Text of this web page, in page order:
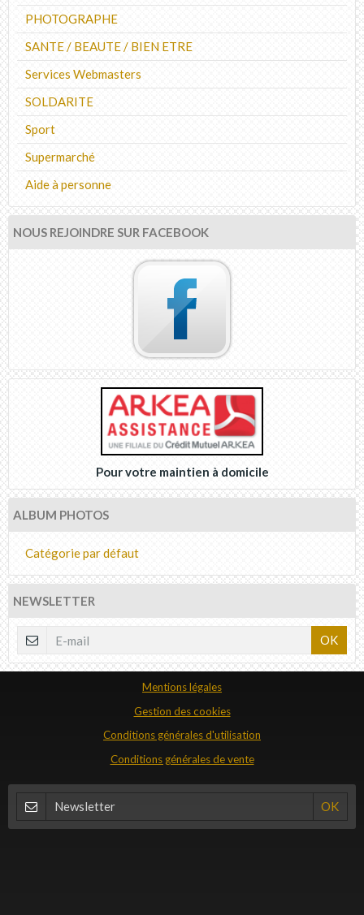
PHOTOGRAPHE
SANTE / BEAUTE / BIEN ETRE
Services Webmasters
SOLDARITE
Sport
Supermarché
Aide à personne
NOUS REJOINDRE SUR FACEBOOK
Pour votre maintien à domicile
ALBUM PHOTOS
Catégorie par défaut
NEWSLETTER
OK
Mentions légales
Gestion des cookies
Conditions générales d'utilisation
Conditions générales de vente